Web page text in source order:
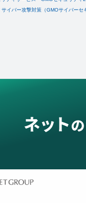
サイバー攻撃対策（GMOサイバーセ